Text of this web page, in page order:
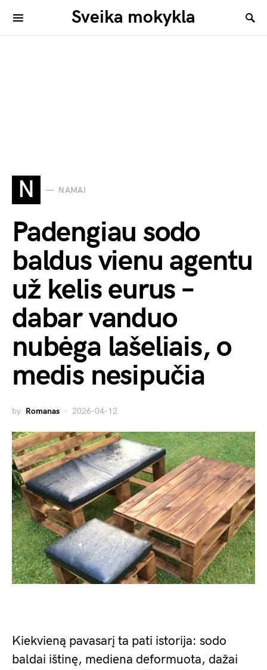
Sveika mokykla
N NAMAI
Padengiau sodo
baldus vienu agentu
už kelis eurus –
dabar vanduo
nubėga lašeliais, o
medis nesipučia
by Romanas 2026-04-12
Kiekvieną pavasarį ta pati istorija: sodo
baldai ištinę, mediena deformuota, dažai